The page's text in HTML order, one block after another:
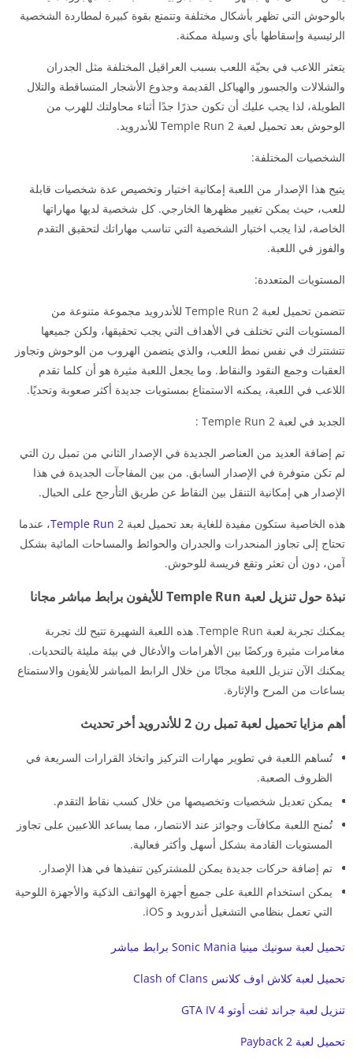
بالوحوش التي تظهر بأشكال مختلفة وتتمتع بقوة كبيرة لمطاردة الشخصية
الرئيسية وإسقاطها بأي وسيلة ممكنة.
يتعثر اللاعب في بحيّة اللعب بسبب العراقيل المختلفة مثل الجدران
والشلالات والجسور والهياكل القديمة وجذوع الأشجار المتساقطة والتلال
الطويلة، لذا يجب عليك أن تكون حذرًا جدًا أثناء محاولتك للهرب من
الوحوش بعد تحميل لعبة Temple Run 2 للأندرويد.
الشخصيات المختلفة:
يتيح هذا الإصدار من اللعبة إمكانية اختيار وتخصيص عدة شخصيات قابلة
للعب، حيث يمكن تغيير مظهرها الخارجي. كل شخصية لديها مهاراتها
الخاصة، لذا يجب اختيار الشخصية التي تناسب مهاراتك لتحقيق التقدم
والفوز في اللعبة.
المستويات المتعددة:
تتضمن تحميل لعبة Temple Run 2 للأندرويد مجموعة متنوعة من
المستويات التي تختلف في الأهداف التي يجب تحقيقها، ولكن جميعها
تتشتترك في نفس نمط اللعب، والذي يتضمن الهروب من الوحوش وتجاوز
العقبات وجمع النقود والنقاط. وما يجعل اللعبة مثيرة هو أن كلما تقدم
اللاعب في اللعبة، يمكنه الاستمتاع بمستويات جديدة أكثر صعوبة وتحديًا.
الجديد في لعبة 2 Temple Run :
تم إضافة العديد من العناصر الجديدة في الإصدار الثاني من تمبل رن التي
لم تكن متوفرة في الإصدار السابق. من بين المفاجآت الجديدة في هذا
الإصدار هي إمكانية التنقل بين النقاط عن طريق التأرجح على الحبال.
هذه الخاصية ستكون مفيدة للغاية بعد تحميل لعبة Temple Run2، عندما
تحتاج إلى تجاوز المنحدرات والجدران والحوائط والمساحات المائية بشكل
آمن، دون أن تعثر وتقع فريسة للوحوش.
نبذة حول تنزيل لعبة Temple Run للأيفون برابط مباشر مجانا
يمكنك تجربة لعبة Temple Run. هذه اللعبة الشهيرة تتيح لك تجربة
مغامرات مثيرة وركضًا بين الأهرامات والأدغال في بيئة مليئة بالتحديات.
يمكنك الآن تنزيل اللعبة مجانًا من خلال الرابط المباشر للأيفون والاستمتاع
بساعات من المرح والإثارة.
أهم مزايا تحميل لعبة تمبل رن 2 للأندرويد أخر تحديث
تُساهم اللعبة في تطوير مهارات التركيز واتخاذ القرارات السريعة في
الظروف الصعبة.
يمكن تعديل شخصيات وتخصيصها من خلال كسب نقاط التقدم.
تُمنح اللعبة مكافآت وجوائز عند الانتصار، مما يساعد اللاعبين على تجاوز
المستويات القادمة بشكل أسهل وأكثر فعالية.
تم إضافة حركات جديدة يمكن للمشتركين تنفيذها في هذا الإصدار.
يمكن استخدام اللعبة على جميع أجهزة الهواتف الذكية والأجهزة اللوحية
التي تعمل بنظامي التشغيل أندرويد و iOS.
تحميل لعبة سونيك مينيا Sonic Mania برابط مباشر
تحميل لعبة كلاش اوف كلانس Clash of Clans
تنزيل لعبة جراند ثفت أوتو 4 GTA IV
تحميل لعبة Payback 2